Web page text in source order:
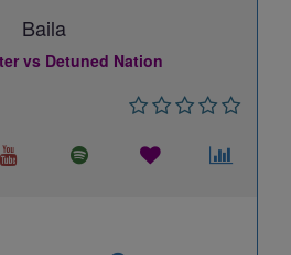
Baila
vs Detuned Nation